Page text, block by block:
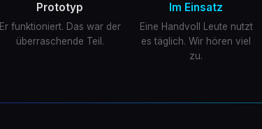
Prototyp
Er funktioniert. Das war der
überraschende Teil.
Im Einsatz
Eine Handvoll Leute nutzt
es täglich. Wir hören viel
zu.